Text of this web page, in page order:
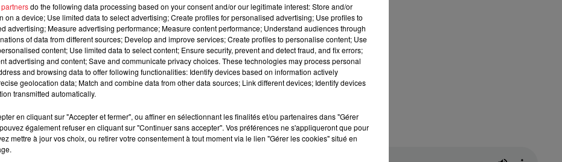
CAR IL PUE DES PIEDS !
do the following data processing based on your consent and/or our legitimate interest: Store and/or
on a device; Use limited data to select advertising; Create profiles for personalised advertising; Use profiles to
advertising; Measure advertising performance; Measure content performance; Understand audiences through
of data from different sources; Develop and improve services; Create profiles to personalise content; Use
content; Use limited data to select content; Ensure security, prevent and detect fraud, and fix errors;
advertising and content; Save and communicate privacy choices. These technologies may process personal
and browsing data to offer following functionalities: Identify devices based on information actively
geolocation data; Match and combine data from other data sources; Link different devices; Identify devices
transmitted automatically.
en cliquant sur "Accepter et fermer", ou affiner en sélectionnant les finalités et/ou partenaires dans "Gérer
également refuser en cliquant sur "Continuer sans accepter". Vos préférences ne s'appliqueront que pour
mettre à jour vos choix, ou retirer votre consentement à tout moment via le lien "Gérer les cookies" situé en